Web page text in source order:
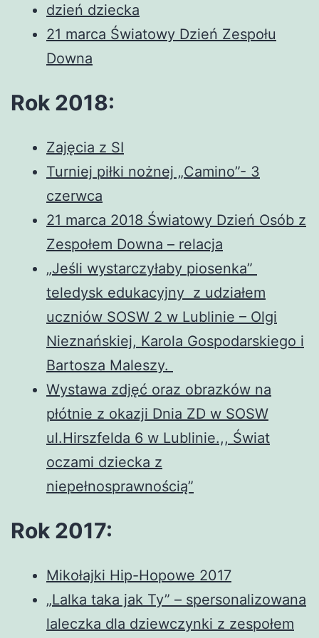
dzień dziecka
21 marca Światowy Dzień Zespołu
Downa
Rok 2018:
Zajęcia z SI
Turniej piłki nożnej „Camino”- 3
czerwca
21 marca 2018 Światowy Dzień Osób z
Zespołem Downa – relacja
„Jeśli wystarczyłaby piosenka”
teledysk edukacyjny z udziałem
uczniów SOSW 2 w Lublinie – Olgi
Nieznańskiej, Karola Gospodarskiego i
Bartosza Maleszy.
Wystawa zdjęć oraz obrazków na
płótnie z okazji Dnia ZD w SOSW
ul.Hirszfelda 6 w Lublinie.,, Świat
oczami dziecka z
niepełnosprawnością”
Rok 2017:
Mikołajki Hip-Hopowe 2017
„Lalka taka jak Ty” – spersonalizowana
laleczka dla dziewczynki z zespołem